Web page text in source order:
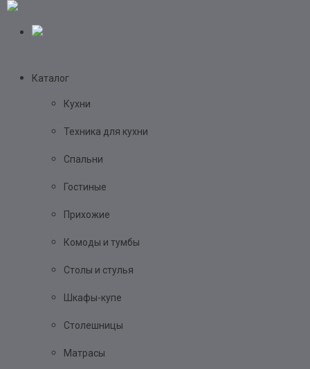
Каталог
Кухни
Техника для кухни
Спальни
Гостиные
Прихожие
Комоды и тумбы
Столы и стулья
Шкафы-купе
Столешницы
Матрасы